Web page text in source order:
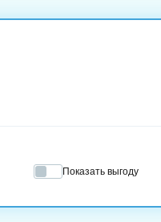
Показать выгоду